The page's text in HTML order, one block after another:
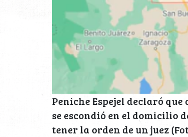
Peniche Espejel declaró
se escondió en el domicilio
tener la orden de un juez